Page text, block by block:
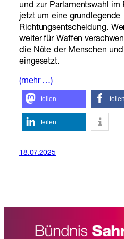
und zur Parlamentswahl im
jetzt um eine grundlegende
Richtungsentscheidung.
weiter für Waffen
die Nöte der Menschen
eingesetzt.
(mehr …)
teilen teilen
teilen
18.07.2025